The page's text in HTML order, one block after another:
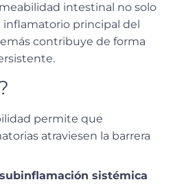
intestinal no solo
principal del
contribuye de forma
.
permite que
atraviesen la barrera
subinflamación sistémica